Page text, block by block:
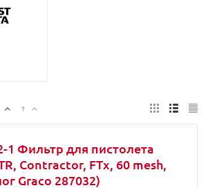
1 Фильтр для пистолета
Contractor, FTx, 60 mesh,
Graco 287032)